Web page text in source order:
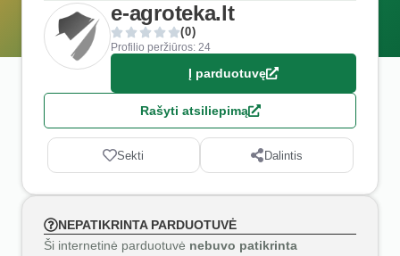
e-agroteka.lt
(0)
Profilio peržiūros: 24
Į parduotuvę
Rašyti atsiliepimą
Sekti Dalintis
NEPATIKRINTA PARDUOTUVĖ
Ši internetinė parduotuvė nebuvo patikrinta